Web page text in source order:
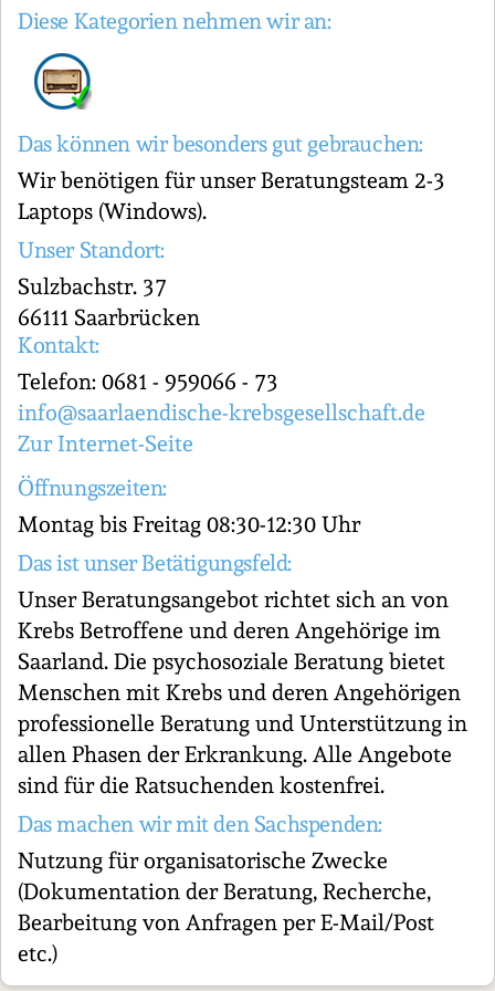
Diese Kategorien nehmen wir an:
Das können wir besonders gut gebrauchen:
Wir benötigen für unser Beratungsteam 2-3
Laptops (Windows).
Unser Standort:
Sulzbachstr. 37
66111 Saarbrücken
Kontakt:
Telefon: 0681 - 959066 - 73
info@saarlaendische-krebsgesellschaft.de
Zur Internet-Seite
Öffnungszeiten:
Montag bis Freitag 08:30-12:30 Uhr
Das ist unser Betätigungsfeld:
Unser Beratungsangebot richtet sich an von
Krebs Betroffene und deren Angehörige im
Saarland. Die psychosoziale Beratung bietet
Menschen mit Krebs und deren Angehörigen
professionelle Beratung und Unterstützung in
allen Phasen der Erkrankung. Alle Angebote
sind für die Ratsuchenden kostenfrei.
Das machen wir mit den Sachspenden:
Nutzung für organisatorische Zwecke
(Dokumentation der Beratung, Recherche,
Bearbeitung von Anfragen per E-Mail/Post
etc.)